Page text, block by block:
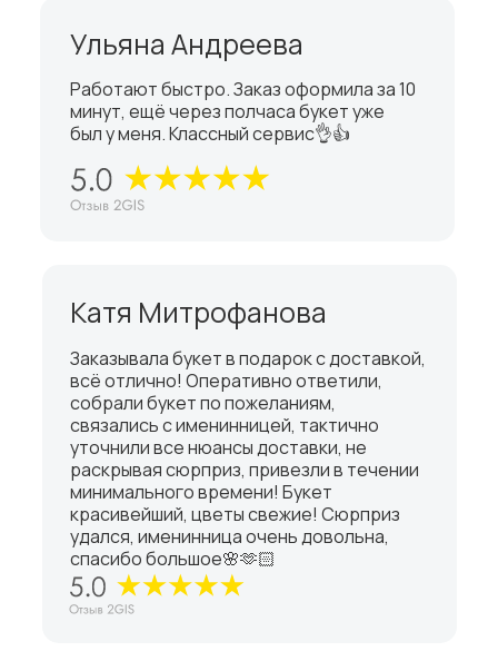
Катя Митрофанова
Заказывала букет в подарок с доставкой,
всё отлично! Оперативно ответили,
собрали букет по пожеланиям,
связались с именинницей, тактично
уточнили все нюансы доставки, не
раскрывая сюрприз, привезли в течении
минимального времени! Букет
красивейший, цветы свежие! Сюрприз
удался, именинница очень довольна,
спасибо большое🌸🫶🏻
Ульяна Андреева
Работают быстро. Заказ оформила за 10
минут, ещё через полчаса букет уже
был у меня. Классный сервис👌👍